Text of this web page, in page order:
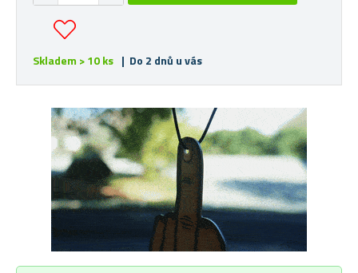
Skladem > 10 ks | Do 2 dnů u vás